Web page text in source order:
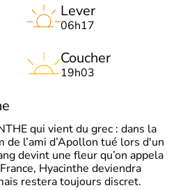
Lever
06h17
Coucher
19h03
qui vient du grec : dans la
de l’ami d’Apollon tué lors d'un
devint une fleur qu’on appela
Hyacinthe deviendra
restera toujours discret.